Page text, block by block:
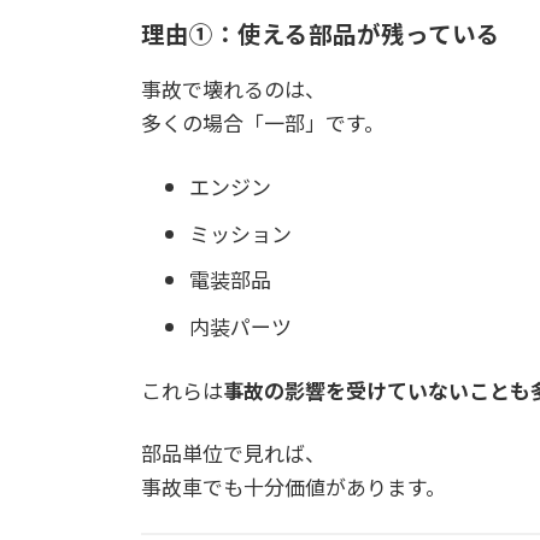
理由①：使える部品が残っている
事故で壊れるのは、
多くの場合「一部」です。
エンジン
ミッション
電装部品
内装パーツ
これらは事故の影響を受けていないことも
部品単位で見れば、
事故車でも十分価値があります。